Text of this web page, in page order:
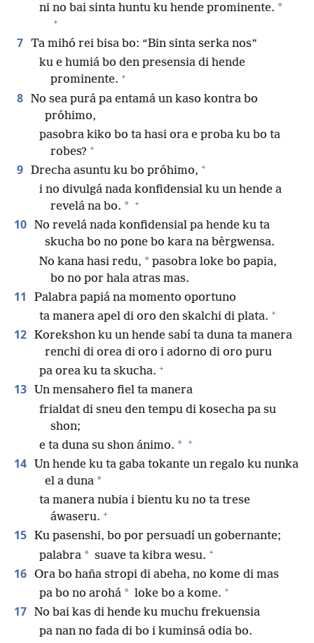
ni no bai sinta huntu ku hende prominente. *
+
7 Ta mihó rei bisa bo: “Bin sinta serka nos”
ku e humiá bo den presensia di hende
prominente. +
8 No sea purá pa entamá un kaso kontra bo
próhimo,
pasobra kiko bo ta hasi ora e proba ku bo ta
robes? +
9 Drecha asuntu ku bo próhimo, +
i no divulgá nada konfidensial ku un hende a
revelá na bo. * +
10 No revelá nada konfidensial pa hende ku ta
skucha bo no pone bo kara na bèrgwensa.
No kana hasi redu, * pasobra loke bo papia,
bo no por hala atras mas.
11
Palabra papiá na momento oportuno
ta manera apel di oro den skalchi di plata. +
12 Korekshon ku un hende sabí ta duna ta manera
renchi di orea di oro i adorno di oro puru
pa orea ku ta skucha. +
13
Un mensahero fiel ta manera
frialdat di sneu den tempu di kosecha pa su
shon;
e ta duna su shon ánimo. * +
14 Un hende ku ta gaba tokante un regalo ku nunka
el a duna *
ta manera nubia i bientu ku no ta trese
áwaseru. +
15 Ku pasenshi, bo por persuadí un gobernante;
palabra * suave ta kibra wesu. +
16 Ora bo haña stropi di abeha, no kome di mas
pa bo no arohá * loke bo a kome. +
17 No bai kas di hende ku muchu frekuensia
pa nan no fada di bo i kuminsá odia bo.